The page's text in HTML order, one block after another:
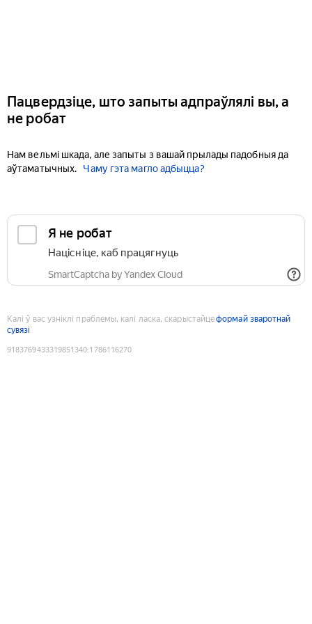
Пацвердзіце, што запыты адпраўлялі вы, а
не робат
Нам вельмі шкада, але запыты з вашай прылады падобныя да
аўтаматычных.
Чаму гэта магло адбыцца?
Я не робат
Націсніце, каб працягнуць
SmartCaptcha by Yandex Cloud
Калі ў вас узніклі праблемы, калі ласка, скарыстайцеформай зваротнай
сувязі
9183769433319851340:1786116270